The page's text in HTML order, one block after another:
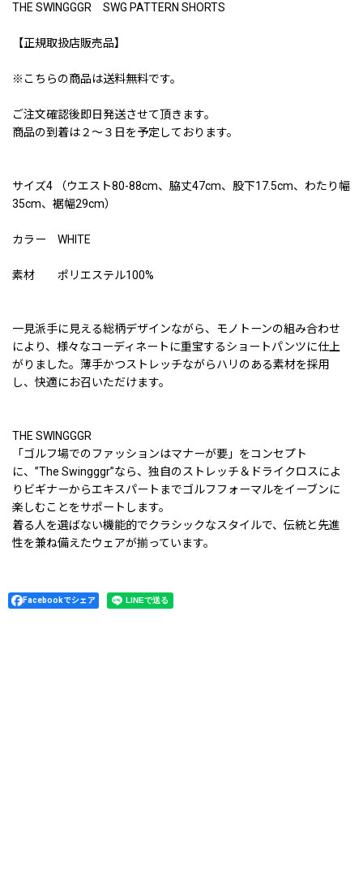
THE SWINGGGR SWG PATTERN SHORTS
【正規取扱店販売品】
※こちらの商品は送料無料です。
ご注文確認後即日発送させて頂きます。
商品の到着は２〜３日を予定しております。
サイズ4 （ウエスト80-88cm、脇丈47cm、股下17.5cm、わたり幅
35cm、裾幅29cm）
カラー WHITE
素材 ポリエステル100%
一見派手に見える総柄デザインながら、モノトーンの組み合わせ
により、様々なコーディネートに重宝するショートパンツに仕上
がりました。薄手かつストレッチながらハリのある素材を採用
し、快適にお召いただけます。
THE SWINGGGR
「ゴルフ場でのファッションはマナーが要」をコンセプト
に、”The Swingggr”なら、独自のストレッチ＆ドライクロスによ
りビギナーからエキスパートまでゴルフフォーマルをイーブンに
楽しむことをサポートします。
着る人を選ばない機能的でクラシックなスタイルで、伝統と先進
性を兼ね備えたウェアが揃っています。
Facebookでシェア